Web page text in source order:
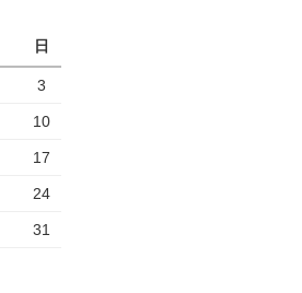
日
3
10
17
24
31